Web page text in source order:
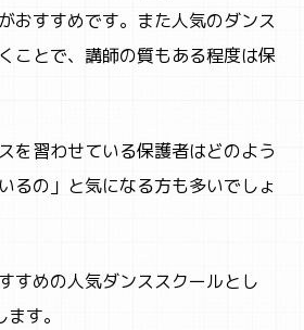
おすすめです。また人気のダンス
ことで、講師の質もある程度は保
を習わせている保護者はどのよう
るの」と気になる方も多いでしょ
すめの人気ダンススクールとし
す。